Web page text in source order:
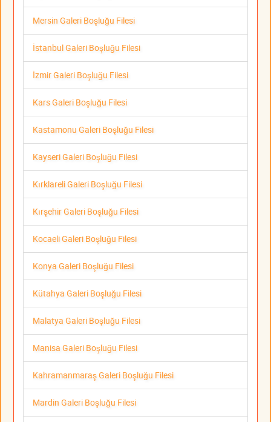
Mersin Galeri Boşluğu Filesi
İstanbul Galeri Boşluğu Filesi
İzmir Galeri Boşluğu Filesi
Kars Galeri Boşluğu Filesi
Kastamonu Galeri Boşluğu Filesi
Kayseri Galeri Boşluğu Filesi
Kırklareli Galeri Boşluğu Filesi
Kırşehir Galeri Boşluğu Filesi
Kocaeli Galeri Boşluğu Filesi
Konya Galeri Boşluğu Filesi
Kütahya Galeri Boşluğu Filesi
Malatya Galeri Boşluğu Filesi
Manisa Galeri Boşluğu Filesi
Kahramanmaraş Galeri Boşluğu Filesi
Mardin Galeri Boşluğu Filesi